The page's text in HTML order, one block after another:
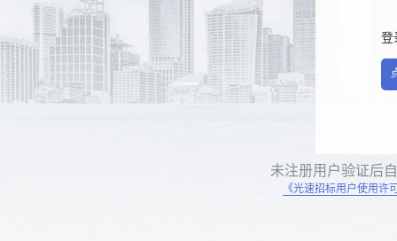
登
未注册用户验证后
《光速招标用户使用许